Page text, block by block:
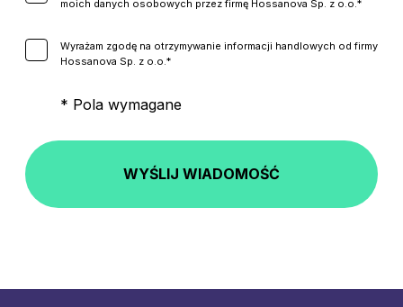
moich danych osobowych przez firmę Hossanova Sp. z o.o.*
Wyrażam zgodę na otrzymywanie informacji handlowych od firmy
Hossanova Sp. z o.o.*
* Pola wymagane
WYŚLIJ WIADOMOŚĆ